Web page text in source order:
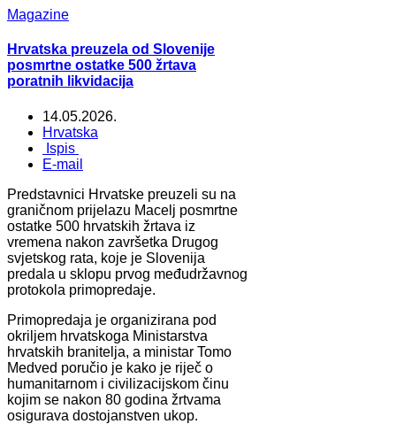
Magazine
Hrvatska preuzela od Slovenije
posmrtne ostatke 500 žrtava
poratnih likvidacija
14.05.2026.
Hrvatska
Ispis
E-mail
Predstavnici Hrvatske preuzeli su na
graničnom prijelazu Macelj posmrtne
ostatke 500 hrvatskih žrtava iz
vremena nakon završetka Drugog
svjetskog rata, koje je Slovenija
predala u sklopu prvog međudržavnog
protokola primopredaje.
Primopredaja je organizirana pod
okriljem hrvatskoga Ministarstva
hrvatskih branitelja, a ministar Tomo
Medved poručio je kako je riječ o
humanitarnom i civilizacijskom činu
kojim se nakon 80 godina žrtvama
osigurava dostojanstven ukop.